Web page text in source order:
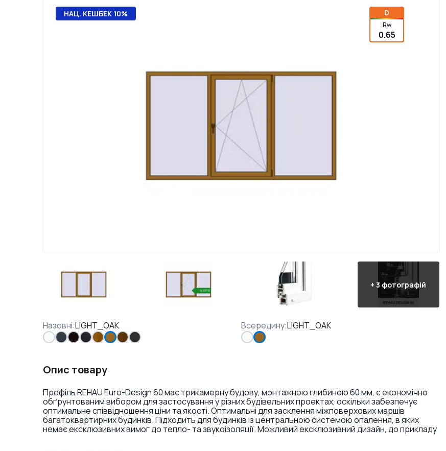
НАЦ. КЕШБЕК 10% D
Rw
0.65
+3 фотографій
Назовні:LIGHT_OAK Всередину:LIGHT_OAK
Опис товару
Профіль REHAU Euro-Design 60 має трикамерну будову, монтажною глибиною 60 мм, є економічно
обґрунтованим вибором для застосування у різних будівельних проектах, оскільки забезпечує
оптимальне співвідношення ціни та якості. Оптимальні для засклення міжповерхових маршів
багатоквартирних будинків. Підходить для будинків із центральною системою опалення, в яких
немає ексклюзивних вимог до тепло- та звукоізоляції. Можливий ексклюзивний дизайн, до прикладу